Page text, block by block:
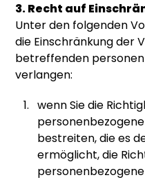
3. Recht auf
Unter den folgenden
die Einschränkung der
betreffenden
verlangen:
wenn Sie die
bestreiten, die es
ermöglicht, die